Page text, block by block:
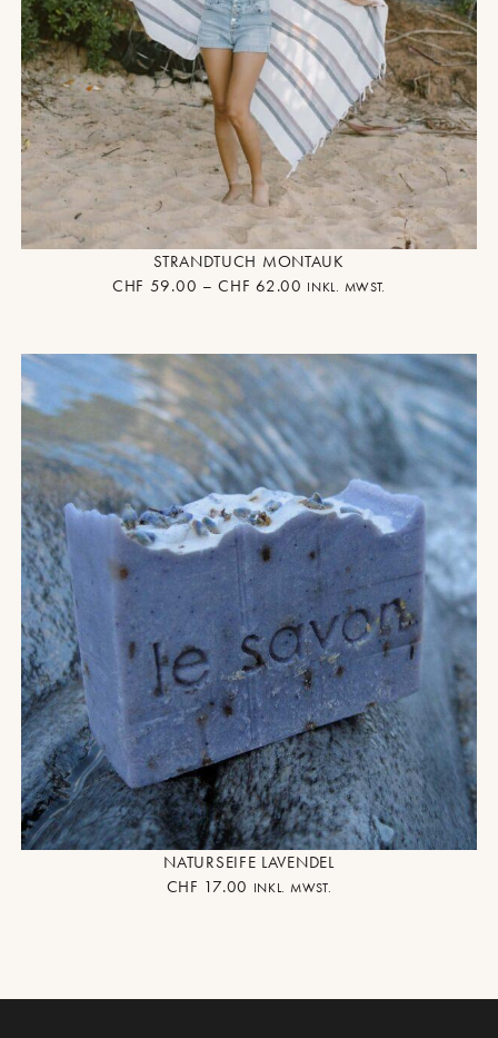
STRANDTUCH MONTAUK
CHF 59.00 – CHF 62.00 INKL. MWST.
NATURSEIFE LAVENDEL
CHF 17.00 INKL. MWST.